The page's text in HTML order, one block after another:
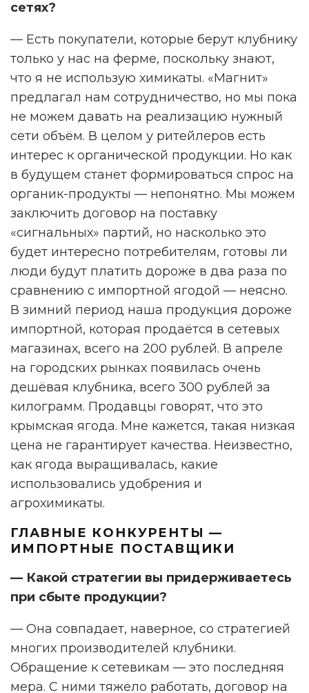
сетях?
— Есть покупатели, которые берут клубнику
только у нас на ферме, поскольку знают,
что я не использую химикаты. «Магнит»
предлагал нам сотрудничество, но мы пока
не можем давать на реализацию нужный
сети объём. В целом у ритейлеров есть
интерес к органической продукции. Но как
в будущем станет формироваться спрос на
органик-продукты — непонятно. Мы можем
заключить договор на поставку
«сигнальных» партий, но насколько это
будет интересно потребителям, готовы ли
люди будут платить дороже в два раза по
сравнению с импортной ягодой — неясно.
В зимний период наша продукция дороже
импортной, которая продаётся в сетевых
магазинах, всего на 200 рублей. В апреле
на городских рынках появилась очень
дешёвая клубника, всего 300 рублей за
килограмм. Продавцы говорят, что это
крымская ягода. Мне кажется, такая низкая
цена не гарантирует качества. Неизвестно,
как ягода выращивалась, какие
использовались удобрения и
агрохимикаты.
ГЛАВНЫЕ КОНКУРЕНТЫ —
ИМПОРТНЫЕ ПОСТАВЩИКИ
— Какой стратегии вы придерживаетесь
при сбыте продукции?
— Она совпадает, наверное, со стратегией
многих производителей клубники.
Обращение к сетевикам — это последняя
мера. С ними тяжело работать, договор на